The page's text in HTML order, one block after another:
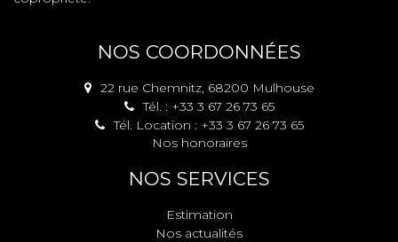
NOS COORDONNÉES
22 rue Chemnitz, 68200 Mulhouse
Tél. : +33 3 67 26 73 65
Tél. Location : +33 3 67 26 73 65
Nos honoraires
NOS SERVICES
Estimation
Nos actualités